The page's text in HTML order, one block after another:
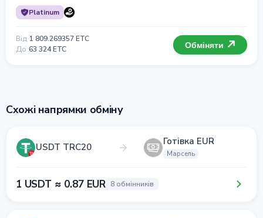
Platinum
Від 1 809.269357 ETC
До 63 324 ETC Обміняти
Схожі напрямки обміну
USDT TRC20 Готівка EUR
Марсель
1 USDT ≈ 0.87 EUR 8 обмінників